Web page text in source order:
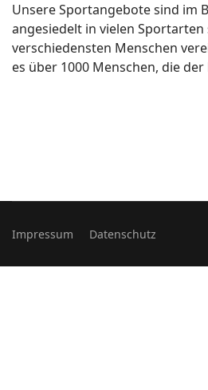
Unsere Sportangebote sind im
angesiedelt in vielen Sportarten
verschiedensten Menschen
es über 1000 Menschen, die der
Impressum Datenschutz